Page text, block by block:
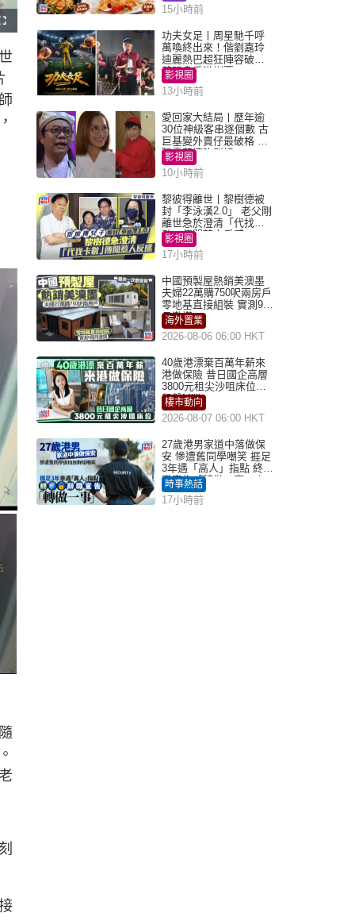
F
u
l
s
c
e
e
n
15小時前
功夫女足丨周星馳千呼
萬喚終出來！偕劉嘉玲
迪麗熱巴超狂陣容破天
荒現身香港謝票
影視圈
13小時前
愛回家大結局丨歷年逾
30位神級客串逐個數 古
巨基變外賣仔最破格 歐
陽震華情陷群姐
影視圈
10小時前
黎彼得離世丨黎樹德被
封「李泳漢2.0」 老父剛
離世急於澄清「代找卡
數」傳聞惹人反感
影視圈
17小時前
中國預製屋熱銷美澳墨
夫婦22萬購750呎兩房戶
零地基直接組裝 實測9個
月激讚
海外置業
2026-08-06 06:00 HKT
40歲港漂棄百萬年薪來
港做保險 昔日國企高層
3800元租尖沙咀床位｜
租盤Million
樓市動向
2026-08-07 06:00 HKT
27歲港男家道中落做保
安 慘遭舊同學嘲笑 捱足
3年遇「高人」指點 終辭
職宣告「轉做一事」｜
Juicy叮
時事熱話
17小時前